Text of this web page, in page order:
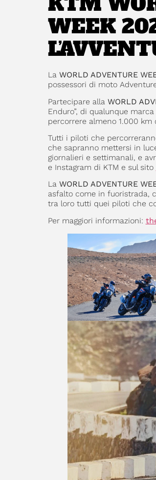
WEEK
La WORLD ADVENTURE
possessori di moto
Partecipare alla WORLD
Enduro”, di qualunque marca
percorrere almeno 1.000
Tutti i piloti che
che sapranno mettersi in
giornalieri e settimanali, e
e Instagram di KTM e sul sito
La WORLD ADVENTURE
asfalto come in fuoristrada,
tra loro tutti quei piloti che
Per maggiori informazioni: